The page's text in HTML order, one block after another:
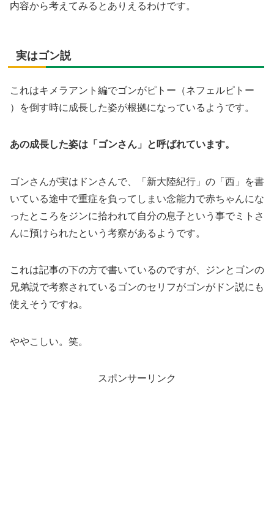
内容から考えてみるとありえるわけです。
実はゴン説
これはキメラアント編でゴンがピトー（ネフェルピトー
）を倒す時に成長した姿が根拠になっているようです。
あの成長した姿は「ゴンさん」と呼ばれています。
ゴンさんが実はドンさんで、「新大陸紀行」の「西」を書
いている途中で重症を負ってしまい念能力で赤ちゃんにな
ったところをジンに拾われて自分の息子という事でミトさ
んに預けられたという考察があるようです。
これは記事の下の方で書いているのですが、ジンとゴンの
兄弟説で考察されているゴンのセリフがゴンがドン説にも
使えそうですね。
ややこしい。笑。
スポンサーリンク